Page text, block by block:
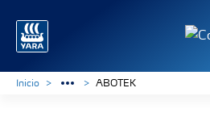
Inicio ABOTEK